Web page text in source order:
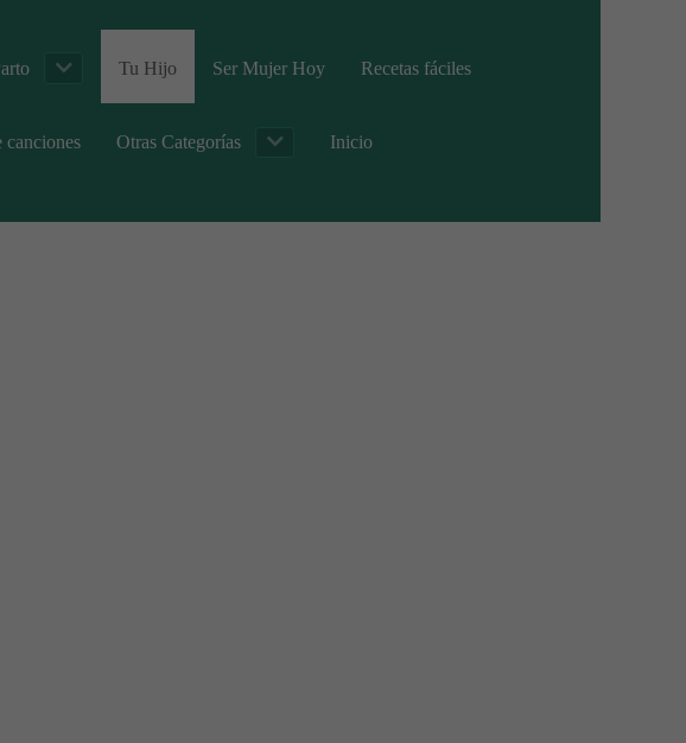
Tu Hijo Ser Mujer Hoy Recetas fáciles
canciones Otras Categorías Inicio